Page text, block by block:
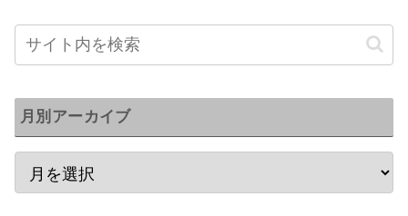
月別アーカイブ